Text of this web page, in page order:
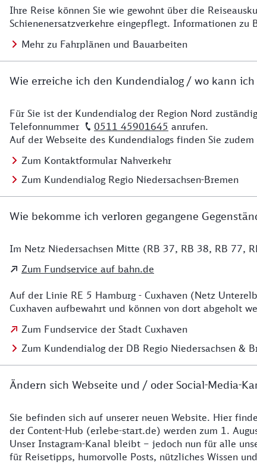
Details zu Baustelle
Ihre Reise können Sie wie gewohnt über die
Schienenersatzverkehre eingepflegt. Informationen
Mehr zu Fahrplänen und Bauarbeiten
Wie erreiche ich den Kundendialog / wo kann
Details zu Kontakt
Für Sie ist der Kundendialog der Region Nord
Telefonnummer
0511 45901645 anrufen.
Auf der Webseite des Kundendialogs finden Sie
Zum Kontaktformular Nahverkehr
Zum Kundendialog Regio Niedersachsen-Bremen
Wie bekomme ich verloren gegangene
Details zu Kontakt
Im Netz Niedersachsen Mitte (RB 37, RB 38, RB 77,
Zum Fundservice auf bahn.de
Auf der Linie RE 5 Hamburg - Cuxhaven (Netz
Cuxhaven aufbewahrt und können von dort abgeholt
Zum Fundservice der Stadt Cuxhaven
Zum Kundendialog der DB Regio Niedersachsen &
Ändern sich Webseite und / oder Social-Media-
Details zur Website
Sie befinden sich auf unserer neuen Website. Hier
der Content-Hub (erlebe-start.de) werden zum 1.
Unser Instagram-Kanal bleibt – jedoch nun für alle
für Reisetipps, humorvolle Posts, nützliches Wissen